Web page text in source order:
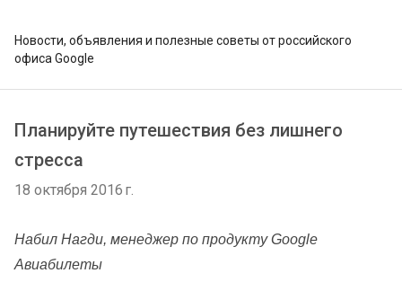
Новости, объявления и полезные советы от российского
офиса Google
Планируйте путешествия без лишнего
стресса
18 октября 2016 г.
Набил Нагди, менеджер по продукту Google
Авиабилеты